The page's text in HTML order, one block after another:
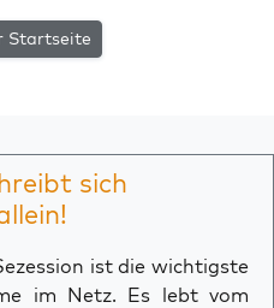
Startseite
sich
ist die wichtigste
im Netz. Es lebt vom